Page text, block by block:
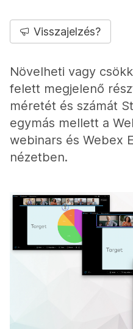
Visszajelzés?
Növelheti vagy
felett megjelenő
méretét és számát
egymás mellett a
webinars és Webex
nézetben.